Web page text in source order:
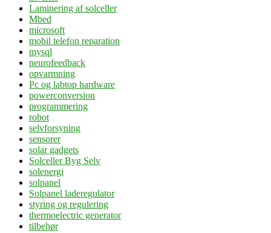
Laminering af solceller
Mbed
microsoft
mobil telefon reparation
mysql
neurofeedback
opvarmning
Pc og labtop hardware
powerconversion
programmering
robot
selvforsyning
sensorer
solar gadgets
Solceller Byg Selv
solenergi
solpanel
Solpanel laderegulator
styring og regulering
thermoelectric generator
tilbehør